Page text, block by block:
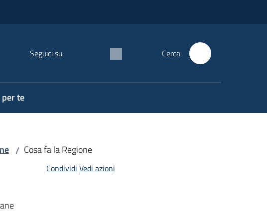
Seguici su Cerca
te
/ Cosa fa la Regione
Condividi Vedi azioni